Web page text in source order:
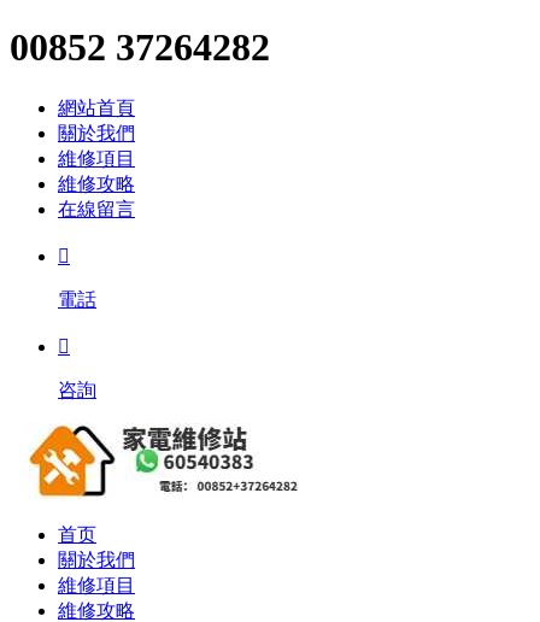
00852 37264282
網站首頁
關於我們
維修項目
維修攻略
在線留言

電話

咨詢
首页
關於我們
維修項目
維修攻略